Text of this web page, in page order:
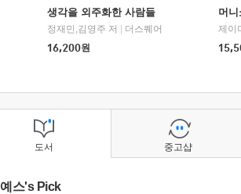
생각을 외주화한 사람들
정재민,김영주 저
더스퀘어
16,200원
머
도서
예스's Pick
중고샵